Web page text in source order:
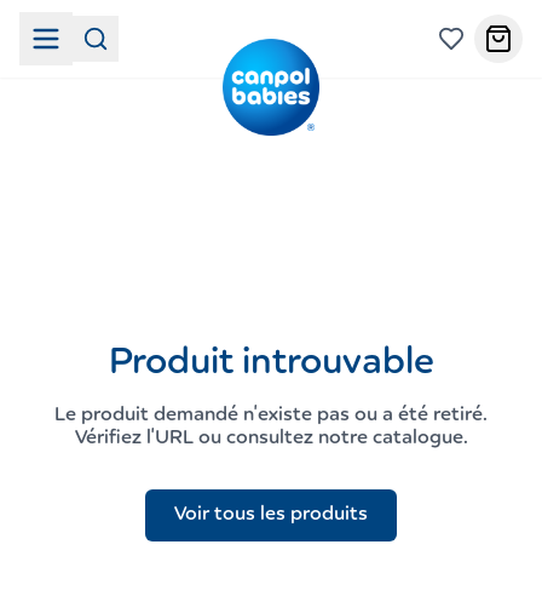
Produit introuvable
Le produit demandé n'existe pas ou a été retiré.
Vérifiez l'URL ou consultez notre catalogue.
Voir tous les produits